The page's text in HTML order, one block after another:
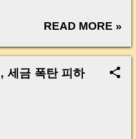
활비에 보탠다" 정도
다면, 이제는 조금 다
요해졌습니다. 매달
, 그 뒤에서 조용히
이 하나 있습니다. 바
터 기억하세요. "월세
도가 여러 번 바뀌면
수 있습니다. 오늘은
의가 무엇인지, 어떤
할 점이 있는지, 그리
를 어떻게 누릴 수 있
절하게 설명해 드릴
READ MORE »
세금 폭탄 피하